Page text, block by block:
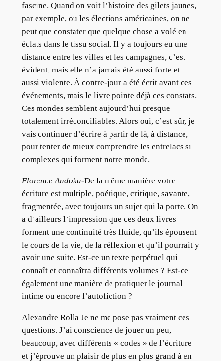
fascine. Quand on voit l’histoire des gilets jaunes,
par exemple, ou les élections américaines, on ne
peut que constater que quelque chose a volé en
éclats dans le tissu social. Il y a toujours eu une
distance entre les villes et les campagnes, c’est
évident, mais elle n’a jamais été aussi forte et
aussi violente. À contre-jour a été écrit avant ces
événements, mais le livre pointe déjà ces constats.
Ces mondes semblent aujourd’hui presque
totalement irréconciliables. Alors oui, c’est sûr, je
vais continuer d’écrire à partir de là, à distance,
pour tenter de mieux comprendre les entrelacs si
complexes qui forment notre monde.
Florence Andoka-De la même manière votre
écriture est multiple, poétique, critique, savante,
fragmentée, avec toujours un sujet qui la porte. On
a d’ailleurs l’impression que ces deux livres
forment une continuité très fluide, qu’ils épousent
le cours de la vie, de la réflexion et qu’il pourrait y
avoir une suite. Est-ce un texte perpétuel qui
connaît et connaîtra différents volumes ? Est-ce
également une manière de pratiquer le journal
intime ou encore l’autofiction ?
Alexandre Rolla Je ne me pose pas vraiment ces
questions. J’ai conscience de jouer un peu,
beaucoup, avec différents « codes » de l’écriture
et j’éprouve un plaisir de plus en plus grand à en